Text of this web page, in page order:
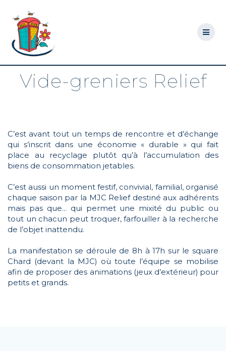
Vide-greniers Relief
C’est avant tout un temps de rencontre et d’échange
qui s’inscrit dans une économie « durable » qui fait
place au recyclage plutôt qu’à l’accumulation des
biens de consommation jetables.
C’est aussi un moment festif, convivial, familial, organisé
chaque saison par la MJC Relief destiné aux adhérents
mais pas que… qui permet une mixité du public ou
tout un chacun peut troquer, farfouiller à la recherche
de l’objet inattendu.
La manifestation se déroule de 8h à 17h sur le square
Chard (devant la MJC) où toute l’équipe se mobilise
afin de proposer des animations (jeux d’extérieur) pour
petits et grands.